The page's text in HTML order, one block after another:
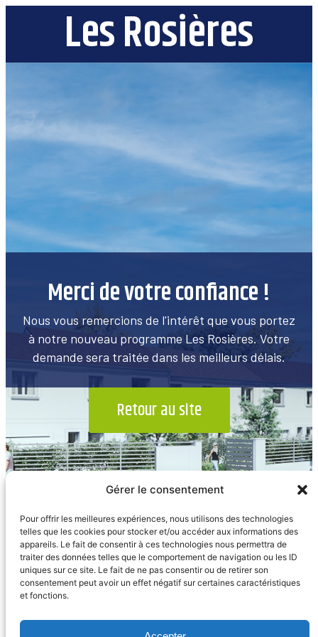
Gérer le consentement
Pour offrir les meilleures expériences, nous utilisons des technologies
telles que les cookies pour stocker et/ou accéder aux informations des
appareils. Le fait de consentir à ces technologies nous permettra de
traiter des données telles que le comportement de navigation ou les ID
uniques sur ce site. Le fait de ne pas consentir ou de retirer son
consentement peut avoir un effet négatif sur certaines caractéristiques
et fonctions.
Les Rosières
Merci de votre confiance !
Nous vous remercions de l'intérêt que vous portez
à notre nouveau programme Les Rosières. Votre
demande sera traitée dans les meilleurs délais.
Retour au site